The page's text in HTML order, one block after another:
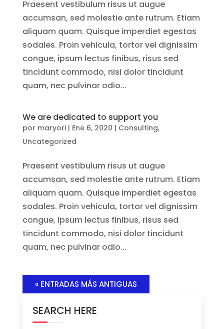
Praesent vestibulum risus ut augue
accumsan, sed molestie ante rutrum. Etiam
aliquam quam. Quisque imperdiet egestas
sodales. Proin vehicula, tortor vel dignissim
congue, ipsum lectus finibus, risus sed
tincidunt commodo, nisi dolor tincidunt
quam, nec pulvinar odio...
We are dedicated to support you
por maryori| Ene 6, 2020 | Consulting,
Uncategorized
Praesent vestibulum risus ut augue
accumsan, sed molestie ante rutrum. Etiam
aliquam quam. Quisque imperdiet egestas
sodales. Proin vehicula, tortor vel dignissim
congue, ipsum lectus finibus, risus sed
tincidunt commodo, nisi dolor tincidunt
quam, nec pulvinar odio...
« ENTRADAS MÁS ANTIGUAS
SEARCH HERE